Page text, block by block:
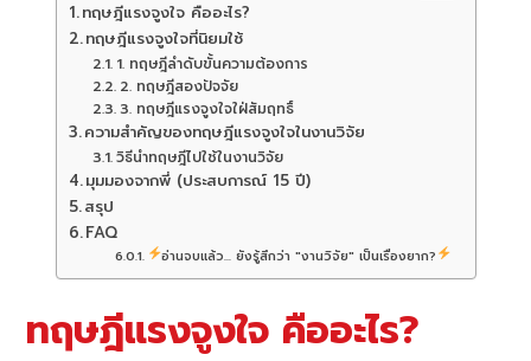
ทฤษฎีแรงจูงใจ คืออะไร?
ทฤษฎีแรงจูงใจที่นิยมใช้
1. ทฤษฎีลำดับขั้นความต้องการ
2. ทฤษฎีสองปัจจัย
3. ทฤษฎีแรงจูงใจใฝ่สัมฤทธิ์
ความสำคัญของทฤษฎีแรงจูงใจในงานวิจัย
วิธีนำทฤษฎีไปใช้ในงานวิจัย
มุมมองจากพี่ (ประสบการณ์ 15 ปี)
สรุป
FAQ
อ่านจบแล้ว... ยังรู้สึกว่า "งานวิจัย" เป็นเรื่องยาก?
ทฤษฎีแรงจูงใจ คืออะไร?